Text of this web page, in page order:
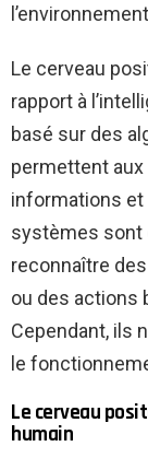
Le cerveau
rapport à
basé sur des
permettent
informations et
systèmes sont
reconnaître
ou des actions
Cependant, ils
le
Le cerveau
humain